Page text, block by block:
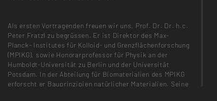
Als ersten Vortragenden freuen wir uns, Prof. Dr. Dr. h.c.
Peter Fratzl zu begrüssen. Er ist Direktor des Max-
Planck- Institutes für Kolloid- und Grenzflächenforschung
(MPIKG), sowie Honorarprofessor für Physik an der
Humboldt-Universität zu Berlin und der Universität
Potsdam. In der Abteilung für Biomaterialien des MPIKG
erforscht er Bauprinzipien natürlicher Materialien. Seine